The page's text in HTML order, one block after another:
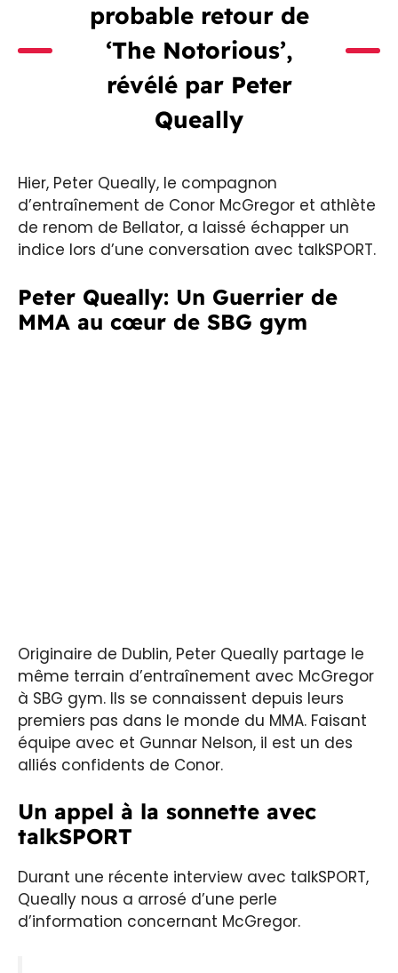
probable retour de
‘The Notorious’,
révélé par Peter
Queally
Hier, Peter Queally, le compagnon
d’entraînement de Conor McGregor et athlète
de renom de Bellator, a laissé échapper un
indice lors d’une conversation avec talkSPORT.
Peter Queally: Un Guerrier de
MMA au cœur de SBG gym
Originaire de Dublin, Peter Queally partage le
même terrain d’entraînement avec McGregor
à SBG gym. Ils se connaissent depuis leurs
premiers pas dans le monde du MMA. Faisant
équipe avec et Gunnar Nelson, il est un des
alliés confidents de Conor.
Un appel à la sonnette avec
talkSPORT
Durant une récente interview avec talkSPORT,
Queally nous a arrosé d’une perle
d’information concernant McGregor.